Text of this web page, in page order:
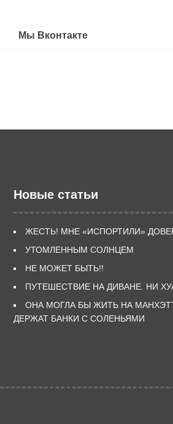
Мы Вконтакте
Новые статьи
ЖЕСТЬ! МНЕ «ИСПОРТИЛИ»
УТОМЛЕННЫМ СОЛНЦЕМ
НЕ МОЖЕТ БЫТЬ!!
ПУТЕШЕСТВИЕ НА ДИВАНЕ. НИ
ОНА МОГЛА БЫ ЖИТЬ НА
ДЕРЖАТ БАНКИ С СОЛЕНЬЯМИ